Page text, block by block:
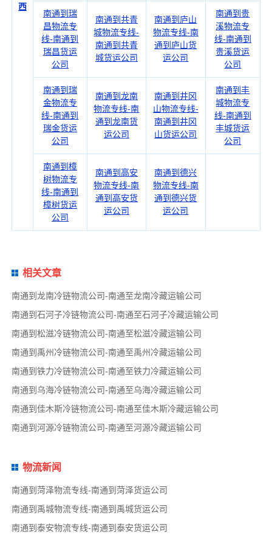
西
南通到瑞
昌物流专
线-南通到
瑞昌货运
公司
南通到共青
城物流专线-
南通到共青
城货运公司
南通到庐山
物流专线-南
通到庐山货
运公司
南通到贵
溪物流专
线-南通到
贵溪货运
公司
南通到瑞
金物流专
线-南通到
瑞金货运
公司
南通到龙南
物流专线-南
通到龙南货
运公司
南通到井冈
山物流专线-
南通到井冈
山货运公司
南通到丰
城物流专
线-南通到
丰城货运
公司
南通到樟
树物流专
线-南通到
樟树货运
公司
南通到高安
物流专线-南
通到高安货
运公司
南通到德兴
物流专线-南
通到德兴货
运公司
相关文章
南通到龙南冷链物流公司-南通至龙南冷藏运输公司
南通到石河子冷链物流公司-南通至石河子冷藏运输公司
南通到松滋冷链物流公司-南通至松滋冷藏运输公司
南通到禹州冷链物流公司-南通至禹州冷藏运输公司
南通到铁力冷链物流公司-南通至铁力冷藏运输公司
南通到乌海冷链物流公司-南通至乌海冷藏运输公司
南通到佳木斯冷链物流公司-南通至佳木斯冷藏运输公司
南通到河源冷链物流公司-南通至河源冷藏运输公司
物流新闻
南通到菏泽物流专线-南通到菏泽货运公司
南通到禹城物流专线-南通到禹城货运公司
南通到泰安物流专线-南通到泰安货运公司